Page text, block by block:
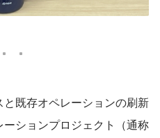
既存オペレーションの刷新
ションプロジェクト（通称